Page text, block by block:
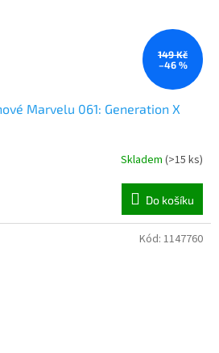
149 Kč
–46 %
Marvelu 061: Generation X
Skladem (>15 ks)
Do košíku
Kód: 1147760